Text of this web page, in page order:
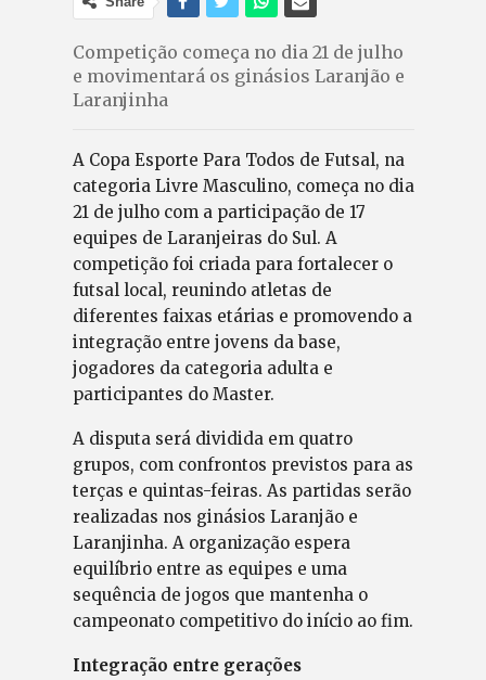
Competição começa no dia 21 de julho
e movimentará os ginásios Laranjão e
Laranjinha
A Copa Esporte Para Todos de Futsal, na
categoria Livre Masculino, começa no dia
21 de julho com a participação de 17
equipes de Laranjeiras do Sul. A
competição foi criada para fortalecer o
futsal local, reunindo atletas de
diferentes faixas etárias e promovendo a
integração entre jovens da base,
jogadores da categoria adulta e
participantes do Master.
A disputa será dividida em quatro
grupos, com confrontos previstos para as
terças e quintas-feiras. As partidas serão
realizadas nos ginásios Laranjão e
Laranjinha. A organização espera
equilíbrio entre as equipes e uma
sequência de jogos que mantenha o
campeonato competitivo do início ao fim.
Integração entre gerações